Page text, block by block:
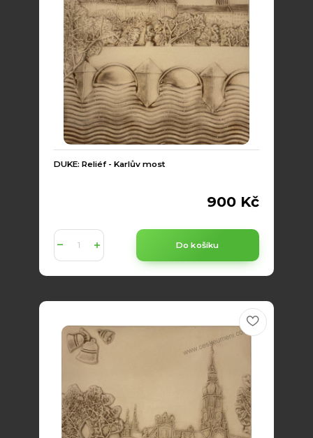
DUKE: Reliéf - Karlův most
900 Kč
Do košíku